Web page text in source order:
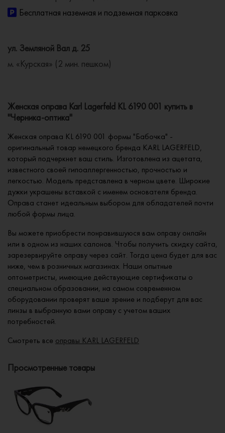
Бесплатная наземная и подземная парковка
ул. Земляной Вал д. 25
м. «Курская» (2 мин. пешком)
Женская оправа Karl Lagerfeld KL 6190 001 купить в
"Черника-оптика"
Женская оправа KL 6190 001 формы "Бабочка" -
оригинальный товар немецкого бренда KARL LAGERFELD,
который подчеркнет ваш стиль. Изготовлена из ацетата,
известного своей гипоаллергенностью, прочностью и
легкостью. Модель представлена в черном цвете. Широкие
дужки украшены вставкой с именем основателя бренда.
Оправа станет идеальным выбором для обладателей почти
любой формы лица.
Вы можете приобрести понравившуюся вам оправу онлайн
или в одном из наших салонов. Чтобы получить скидку сайта,
зарезервируйте оправу через сайт. Тогда цена будет для вас
ниже, чем в розничных магазинах. Наши опытные
оптометристы, имеющие действующие сертификаты о
специальном образовании, на самом современном
оборудовании проверят ваше зрение и подберут для вас
линзы в выбранную вами оправу с учетом ваших
потребностей.
Смотреть все оправы KARL LAGERFELD
Просмотренные товары